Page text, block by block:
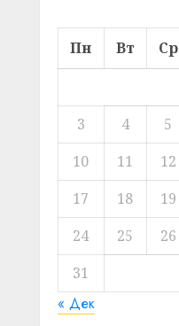
Пн Вт Ср
3
4 5
10
11 12
17
18 19
24
25 26
31
« Дек